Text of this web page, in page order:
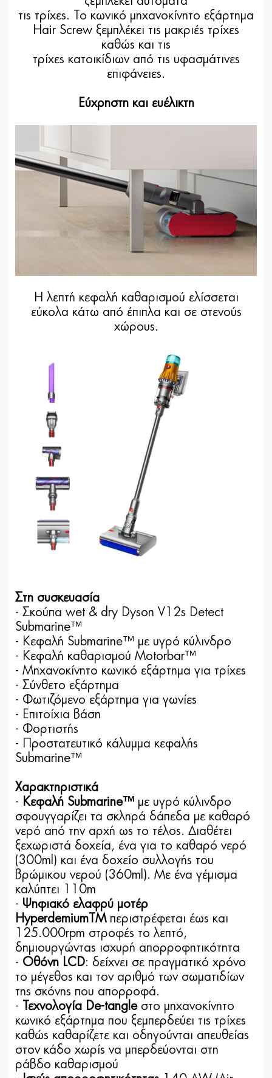
τις τρίχες. Το κωνικό μηχανοκίνητο εξάρτημα
Hair Screw ξεμπλέκει τις μακριές τρίχες
καθώς και τις
τρίχες κατοικίδιων από τις υφασμάτινες
επιφάνειες.
Εύχρηστη και ευέλικτη
Η λεπτή κεφαλή καθαρισμού ελίσσεται
εύκολα κάτω από έπιπλα και σε στενούς
χώρους.
Στη συσκευασία
- Σκούπα wet & dry Dyson V12s Detect
Submarine™
- Κεφαλή Submarine™ με υγρό κύλινδρο
- Κεφαλή καθαρισμού Motorbar™
- Μηχανοκίνητο κωνικό εξάρτημα για τρίχες
- Σύνθετο εξάρτημα
- Φωτιζόμενο εξάρτημα για γωνίες
- Επιτοίχια βάση
- Φορτιστής
- Προστατευτικό κάλυμμα κεφαλής
Submarine™
Χαρακτηριστικά
- Κεφαλή Submarine™ με υγρό κύλινδρο
σφουγγαρίζει τα σκληρά δάπεδα με καθαρό
νερό από την αρχή ως το τέλος. Διαθέτει
ξεχωριστά δοχεία, ένα για το καθαρό νερό
(300ml) και ένα δοχείο συλλογής του
βρώμικου νερού (360ml). Με ένα γέμισμα
καλύπτει 110m
- Ψηφιακό ελαφρύ μοτέρ
HyperdemiumTMπεριστρέφεται έως και
125.000rpm στροφές το λεπτό,
δημιουργώντας ισχυρή απορροφητικότητα
- Οθόνη LCD: δείχνει σε πραγματικό χρόνο
το μέγεθος και τον αριθμό των σωματιδίων
της σκόνης που απορροφά.
-
Τεχνολογία De-tangleστο μηχανοκίνητο
κωνικό εξάρτημα που ξεμπερδεύει τις τρίχες
καθώς καθαρίζετε και οδηγούνται απευθείας
στον κάδο χωρίς να μπερδεύονται στη
ράβδο καθαρισμού